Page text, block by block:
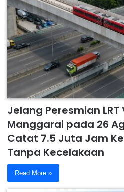
Jelang Peresmian
Manggarai pada 26
Catat 7.5 Juta Jam
Tanpa Kecelakaan
Read More »